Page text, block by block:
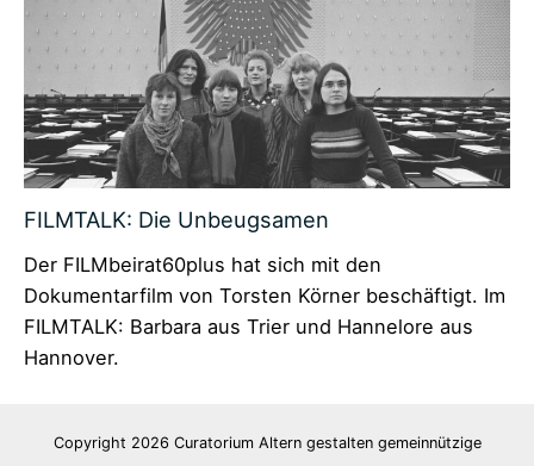
FILMTALK: Die Unbeugsamen
Der FILMbeirat60plus hat sich mit den
Dokumentarfilm von Torsten Körner beschäftigt. Im
FILMTALK: Barbara aus Trier und Hannelore aus
Hannover.
Copyright 2026 Curatorium Altern gestalten gemeinnützige